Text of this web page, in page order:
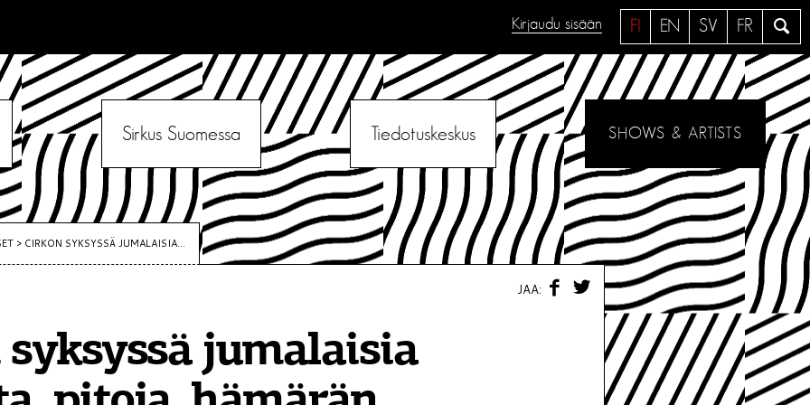
a
e
FI EN SV FR
Kirjaudu sisään
Sirkus Suomessa Tiedotuskeskus SHOWS & ARTISTS
> CIRKON SYKSYSSÄ JUMALAISIA...
syksyssä jumalaisia
JAA:
F
W